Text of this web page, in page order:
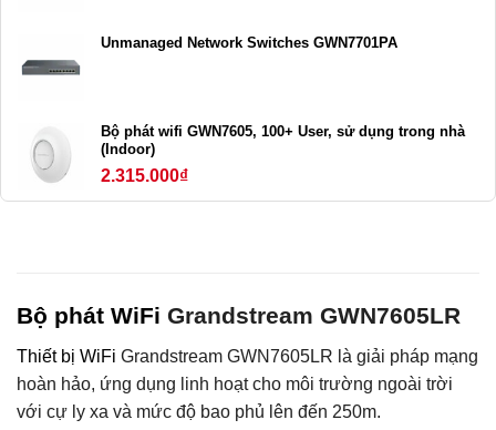
Unmanaged Network Switches GWN7701PA
Bộ phát wifi GWN7605, 100+ User, sử dụng trong nhà
(Indoor)
2.315.000₫
Bộ phát WiFi Grandstream GWN7605LR
Thiết bị WiFi Grandstream GWN7605LR là giải pháp mạng
hoàn hảo, ứng dụng linh hoạt cho môi trường ngoài trời
với cự ly xa và mức độ bao phủ lên đến 250m.